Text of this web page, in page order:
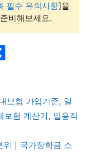
필수 유의사항]을
비해보세요.
e
보험 가입기준, 일
보험 계산기, 일용직
｜국가장학금 소